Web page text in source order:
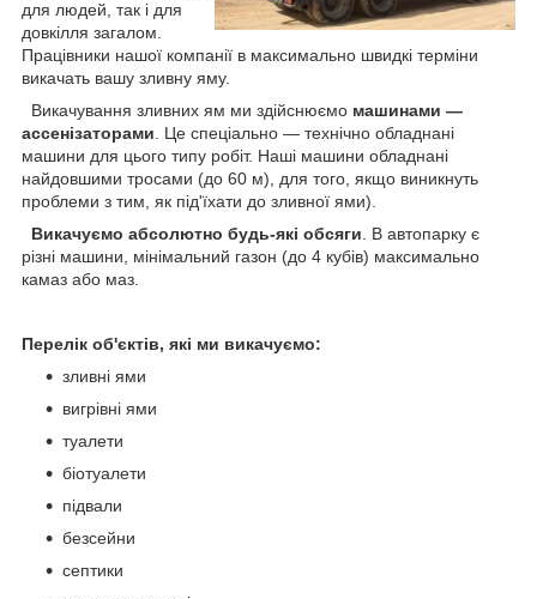
для людей, так і для
довкілля загалом.
Працівники нашої компанії в максимально швидкі терміни
викачать вашу зливну яму.
Викачування зливних ям ми здійснюємо машинами —
ассенізаторами. Це спеціально — технічно обладнані
машини для цього типу робіт. Наші машини обладнані
найдовшими тросами (до 60 м), для того, якщо виникнуть
проблеми з тим, як під'їхати до зливної ями).
Викачуємо абсолютно будь-які обсяги. В автопарку є
різні машини, мінімальний газон (до 4 кубів) максимально
камаз або маз.
Перелік об'єктів, які ми викачуємо:
зливні ями
вигрівні ями
туалети
біотуалети
підвали
безсейни
септики